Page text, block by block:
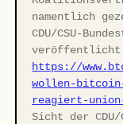
namentlich
CDU/CSU-
veröffentlicht
https://
wollen-
reagiert-
Sicht der